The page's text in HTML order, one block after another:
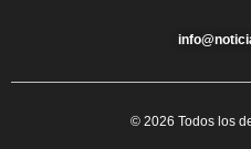
© 2026 Todos los